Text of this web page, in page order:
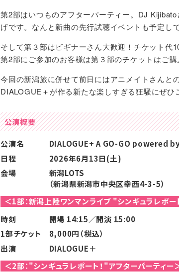
第2部はいつものアフターパーティー。DJ
げです。なんと新曲の先行試聴イベントも予定し
そして第３部はビギナーさん大歓迎！チケット代
第2部にご参加のお客様は第３部のチケットはご
今回の新潟旅に併せて前日にはアニメイトさんと
DIALOGUE＋が作る新たな楽しすぎる狂騒にぜひ
公演概要
公演名
DIALOGUE+ A GO-GO powered
日程
2026年6月13日(土)
会場
新潟LOTS
（新潟県新潟市中央区幸西4-3-5）
＜1部：新潟上陸ワンマンライブ "シンギュラレポー
時刻
開場 14:15／開演 15:00
1部チケット
8,000円（税込）
出演
DIALOGUE＋
＜2部："シンギュラレポート！"アフターパーティー